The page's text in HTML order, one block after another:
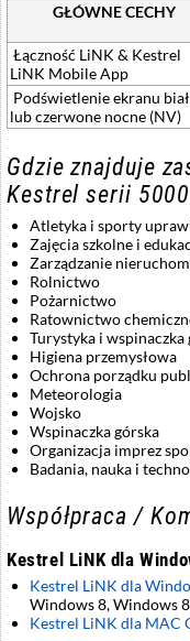
GŁÓWNE CECHY
Łączność LiNK & Kestrel
LiNK Mobile App
Podświetlenie ekranu
lub czerwone nocne (NV)
Gdzie znajduje
Kestrel serii
Atletyka i sporty
Zajęcia szkolne i
Zarządzanie
Rolnictwo
Pożarnictwo
Ratownictwo
Turystyka i wspinaczka
Higiena przemysłowa
Ochrona porządku
Meteorologia
Wojsko
Wspinaczka górska
Organizacja imprez
Badania, nauka i
Współpraca /
Kestrel LiNK dla
Kestrel LiNK dla
Windows 8, Windows
Kestrel LiNK dla MAC